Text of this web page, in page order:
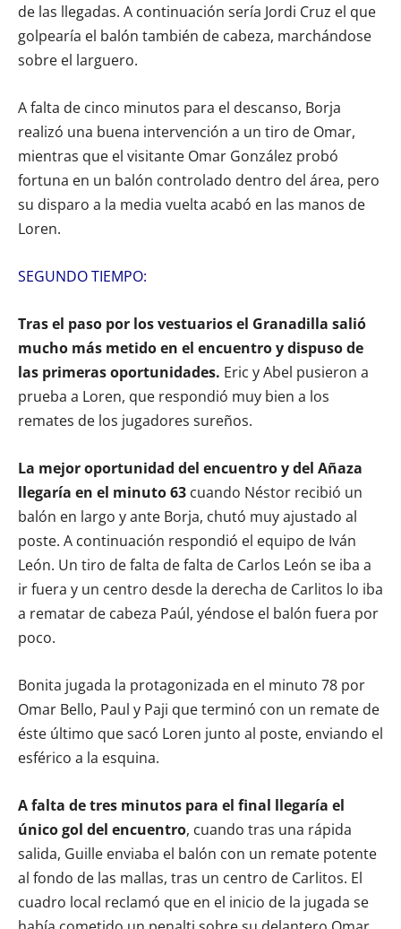
de las llegadas. A continuación sería Jordi Cruz el que
golpearía el balón también de cabeza, marchándose
sobre el larguero.
A falta de cinco minutos para el descanso, Borja
realizó una buena intervención a un tiro de Omar,
mientras que el visitante Omar González probó
fortuna en un balón controlado dentro del área, pero
su disparo a la media vuelta acabó en las manos de
Loren.
SEGUNDO TIEMPO:
Tras el paso por los vestuarios el Granadilla salió
mucho más metido en el encuentro y dispuso de
las primeras oportunidades. Eric y Abel pusieron a
prueba a Loren, que respondió muy bien a los
remates de los jugadores sureños.
La mejor oportunidad del encuentro y del Añaza
llegaría en el minuto 63 cuando Néstor recibió un
balón en largo y ante Borja, chutó muy ajustado al
poste. A continuación respondió el equipo de Iván
León. Un tiro de falta de falta de Carlos León se iba a
ir fuera y un centro desde la derecha de Carlitos lo iba
a rematar de cabeza Paúl, yéndose el balón fuera por
poco.
Bonita jugada la protagonizada en el minuto 78 por
Omar Bello, Paul y Paji que terminó con un remate de
éste último que sacó Loren junto al poste, enviando el
esférico a la esquina.
A falta de tres minutos para el final llegaría el
único gol del encuentro, cuando tras una rápida
salida, Guille enviaba el balón con un remate potente
al fondo de las mallas, tras un centro de Carlitos. El
cuadro local reclamó que en el inicio de la jugada se